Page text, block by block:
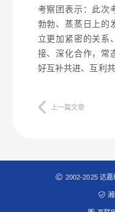
考察团表示：此次
勃勃、蒸蒸日上的
立更加紧密的关系
接、深化合作，常
好互补共进、互利
上一篇文章
2002-2025 达嘉